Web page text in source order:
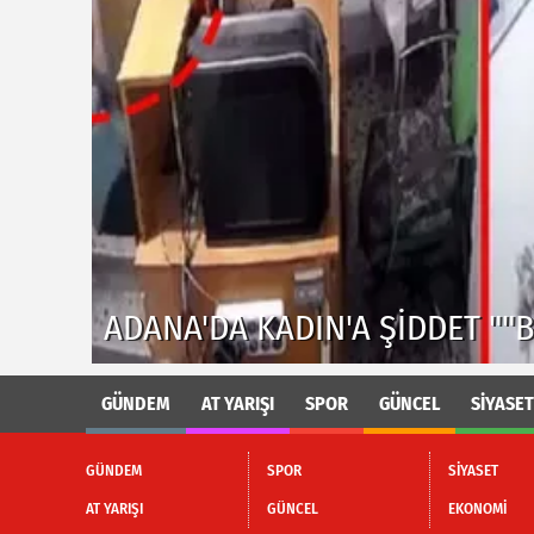
ADANA'DA PES DEDIRTEN
İNTERNET KABLOLARINI
GÜNDEM AT YARIŞI SPOR GÜNCEL SİYASET
GÜNDEM
AT YARIŞI
SPOR
GÜNCEL
SİYASET
EKONOMİ